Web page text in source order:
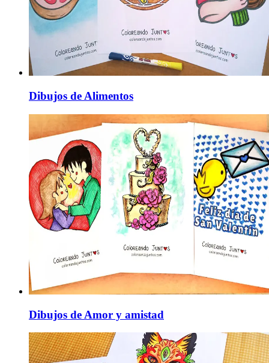
Dibujos de Alimentos
Dibujos de Amor y amistad